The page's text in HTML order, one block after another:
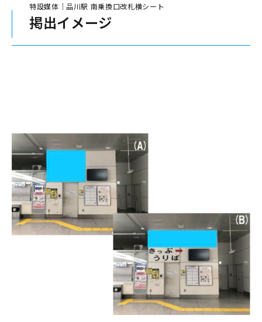
会社概要
特設媒体｜品川駅 南乗換口改札横シート
掲出イメージ